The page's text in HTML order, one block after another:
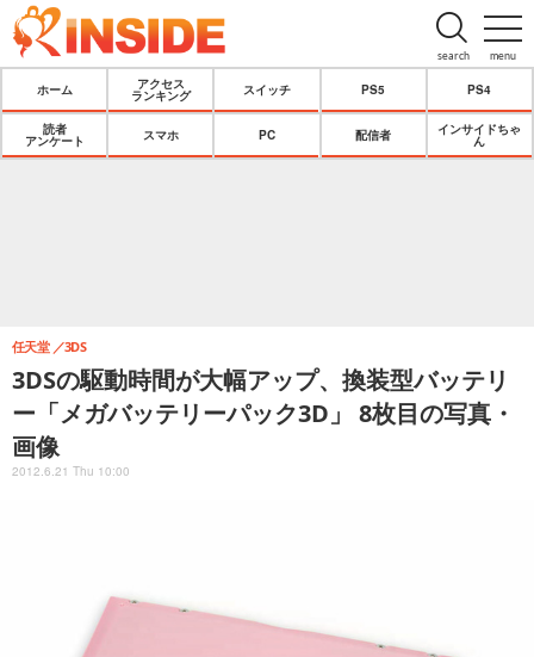
menu
search
ホーム
アクセス
ランキング
スイッチ PS5 PS4
読者
アンケート
スマホ PC 配信者
インサイドちゃ
ん
3DSの駆動時間が大幅アップ、換装型バッテリ
ー「メガバッテリーパック3D」 8枚目の写真・
画像
任天堂 3DS
2012.6.21 Thu 10:00